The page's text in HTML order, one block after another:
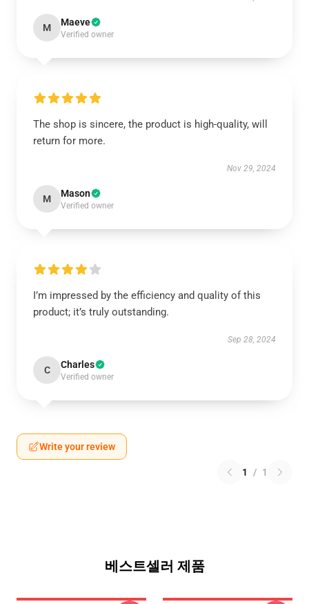
M Maeve
Verified owner
The shop is sincere, the product is high-quality, will
return for more.
Nov 29, 2024
M Mason
Verified owner
I’m impressed by the efficiency and quality of this
product; it’s truly outstanding.
Sep 28, 2024
C Charles
Verified owner
Write your review
1 / 1
베스트셀러 제품